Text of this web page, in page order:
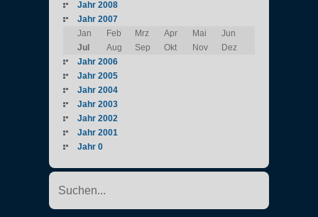
Jahr 2008
Jahr 2007
Jan
Feb Mrz Apr Mai
Jun
Jul
Aug Sep Okt Nov
Dez
Jahr 2006
Jahr 2005
Jahr 2004
Jahr 2003
Jahr 2002
Jahr 2001
Jahr 0